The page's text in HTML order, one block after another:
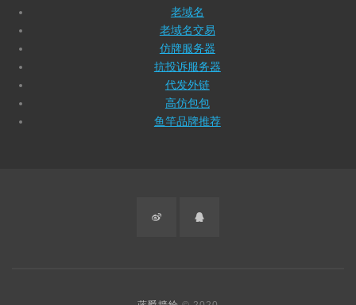
老域名
老域名交易
仿牌服务器
抗投诉服务器
代发外链
高仿包包
鱼竿品牌推荐
微 QQ